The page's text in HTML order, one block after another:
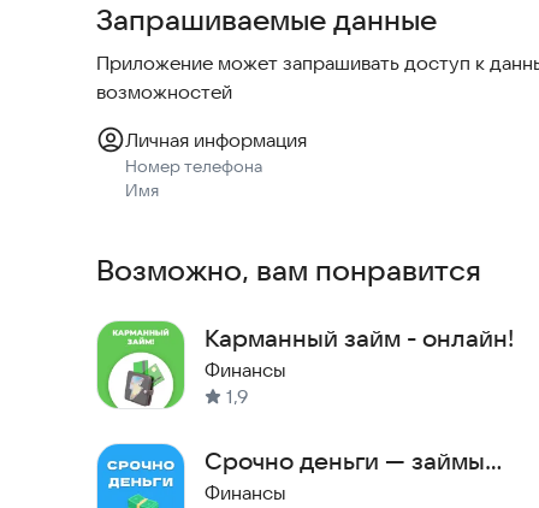
Установите приложение
Зарегистрируйтесь (нужны имя и телефон)
Выберите сумму и срок займа
Отправьте заявку
Подбор выгодных микрозаймов
Быстрые анкеты
Запрашиваемые данные
Приложение может запрашивать доступ к
возможностей
Личная информация
Номер телефона
Имя
Возможно, вам понравится
Карманный займ - онлайн!
Финансы
1,9
Срочно деньги — займы
онлайн быстро и просто
Финансы